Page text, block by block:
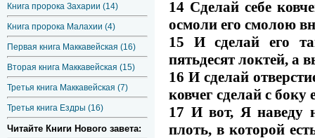
Книга пророка Захарии (14)
Книга пророка Малахии (4)
Первая книга Маккавейская (16)
Вторая книга Маккавейская (15)
Третья книга Маккавейская (7)
Третья книга Ездры (16)
Читайте Книги Нового завета:
14 Сделай себе
осмоли его смолою
15 И сделай его
пятьдесят локтей, а
16 И сделай
ковчег сделай с
17 И вот, Я наведу
плоть, в которой